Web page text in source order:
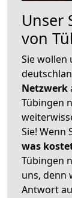
Unser
von
Sie wollen
Netzwerk
Tübingen
Sie! Wenn
was
Tübingen
uns, denn
Antwort